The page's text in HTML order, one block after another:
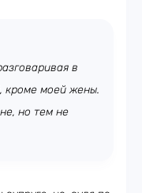
в
кроме моей жены.
но тем не